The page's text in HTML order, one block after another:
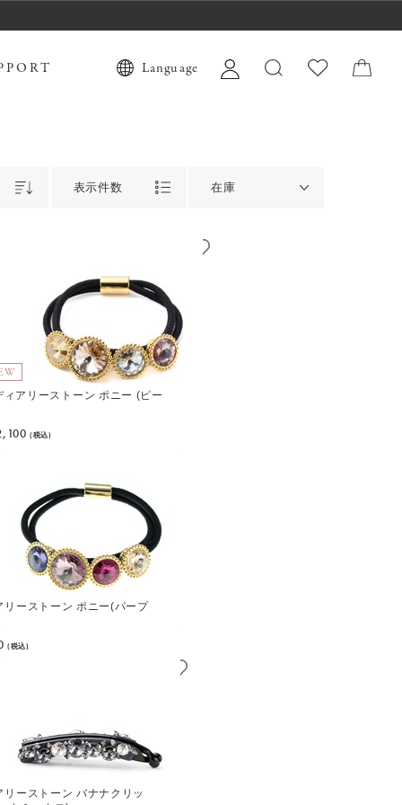
Language
表示件数 在庫
ィアリーストーン ポニー (ピー
(税込)
リーストーン ポニー(パープ
(税込)
リーストーン バナナクリッ